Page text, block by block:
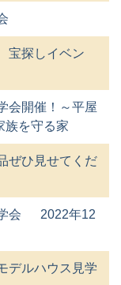
宝探しイベン
会開催！～平屋
を守る家
ぜひ見せてくだ
学会 2022年12
デルハウス見学